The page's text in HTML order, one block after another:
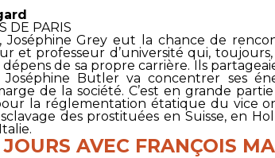
DE PARIS
Joséphine Grey eut la chance de
et professeur d’université qui, toujours,
de sa propre carrière. Ils
Joséphine Butler va concentrer ses
de la société. C’est en grande
la réglementation étatique du vice
des prostituées en Suisse, en
JOURS AVEC FRANÇOIS